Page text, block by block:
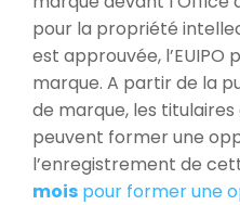
pour la propriété
est approuvée, l’EUIPO
marque. A partir de la
de marque, les
peuvent former une
l’enregistrement de
mois pour former une